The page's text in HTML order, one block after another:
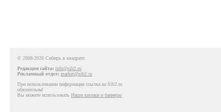
© 2008-2026 Сибирь в квадрате
Редакция сайта: info@sib2.ru
Рекламный отдел: market@sib2.ru
При использовании информации ссылка на Sib2.ru
обязательна!
Вы можете использовать Наши кнопки и баннеры